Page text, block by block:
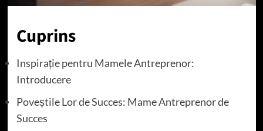
Cuprins
Inspirație pentru Mamele Antreprenor:
Introducere
Poveștile Lor de Succes: Mame Antreprenor de
Succes